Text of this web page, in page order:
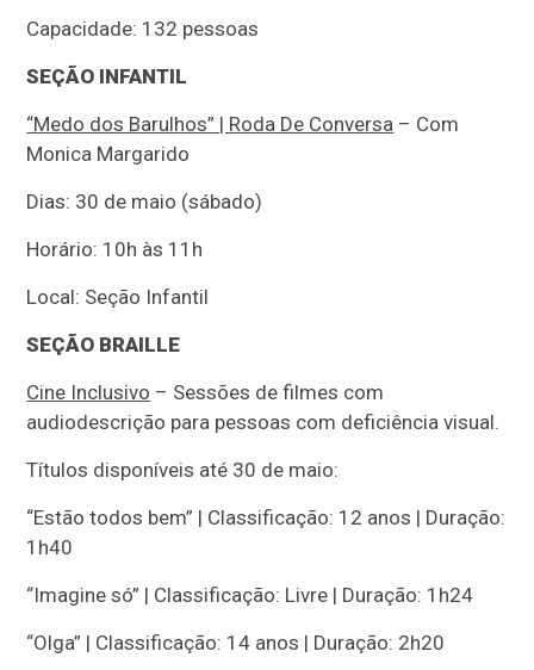
Capacidade: 132 pessoas
SEÇÃO INFANTIL
“Medo dos Barulhos” | Roda De Conversa – Com
Monica Margarido
Dias: 30 de maio (sábado)
Horário: 10h às 11h
Local: Seção Infantil
SEÇÃO BRAILLE
Cine Inclusivo – Sessões de filmes com
audiodescrição para pessoas com deficiência visual.
Títulos disponíveis até 30 de maio:
“Estão todos bem” | Classificação: 12 anos | Duração:
1h40
“Imagine só” | Classificação: Livre | Duração: 1h24
“Olga” | Classificação: 14 anos | Duração: 2h20